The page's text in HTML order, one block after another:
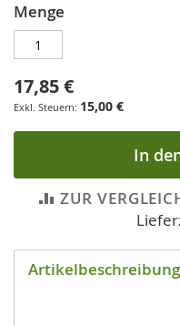
Menge
17,85 €
15,00 €
In
ZUR
Artikelbeschreibung